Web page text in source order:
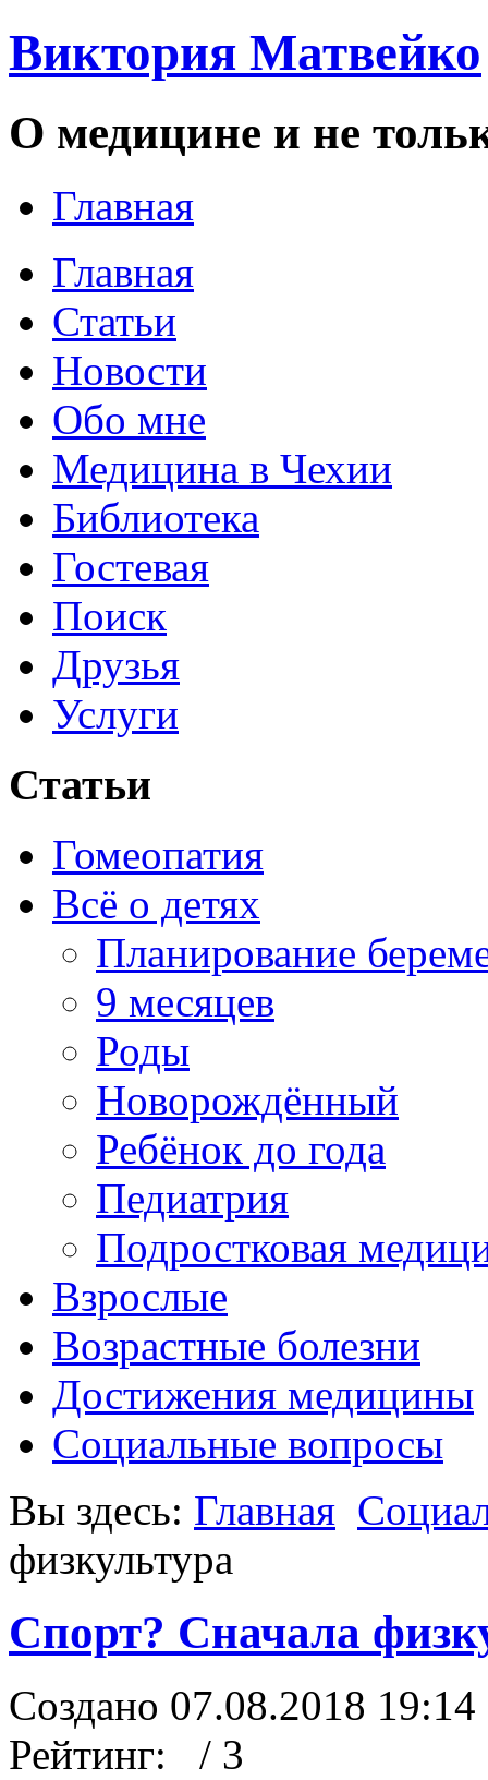
Виктория Матвейко
О медицине и не
Главная
Главная
Статьи
Новости
Обо мне
Медицина в Чехии
Библиотека
Гостевая
Поиск
Друзья
Услуги
Статьи
Гомеопатия
Всё о детях
Планирование
9 месяцев
Роды
Новорождённый
Ребёнок до года
Педиатрия
Подростковая
Взрослые
Возрастные болезни
Достижения медицины
Социальные вопросы
Вы здесь: Главная
физкультура
Спорт? Сначала
Создано 07.08.2018 19:14
Рейтинг:
/ 3